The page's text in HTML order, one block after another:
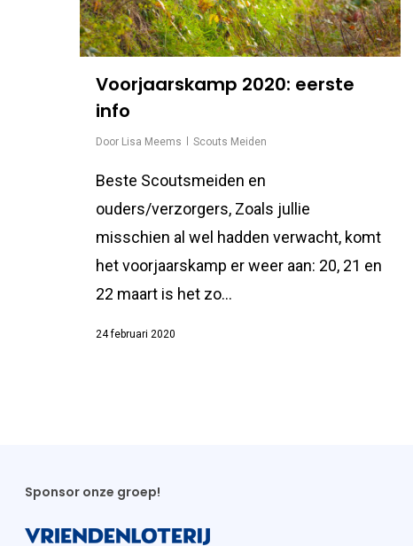
Voorjaarskamp 2020: eerste
info
Door Lisa Meems Scouts Meiden
Beste Scoutsmeiden en
ouders/verzorgers, Zoals jullie
misschien al wel hadden verwacht, komt
het voorjaarskamp er weer aan: 20, 21 en
22 maart is het zo…
24 februari 2020
Sponsor onze groep!